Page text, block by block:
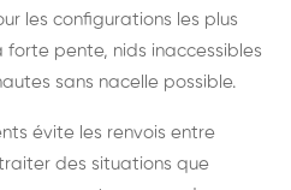
les configurations les plus
forte pente, nids inaccessibles
sans nacelle possible.
évite les renvois entre
des situations que